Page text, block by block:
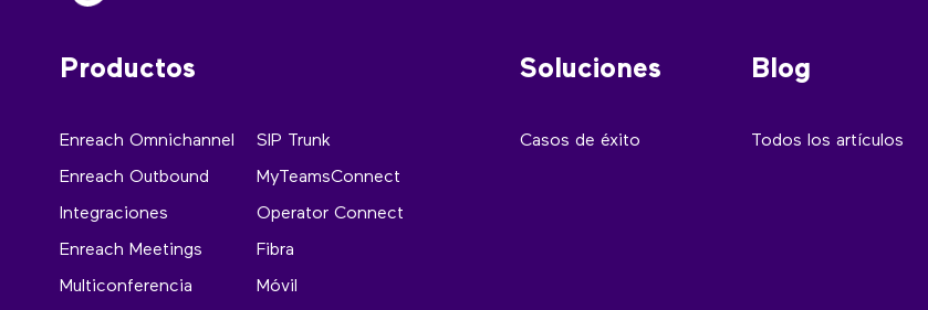
Productos
Enreach Omnichannel
Enreach Outbound
Integraciones
Enreach Meetings
Multiconferencia
SIP Trunk
MyTeamsConnect
Operator Connect
Fibra
Móvil
Soluciones
Casos de éxito
Blog
Todos los artículos